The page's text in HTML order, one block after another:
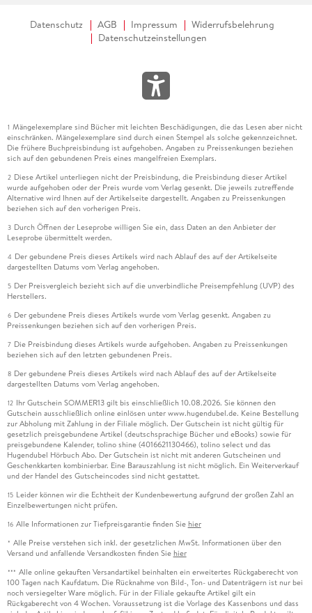
Datenschutz AGB Impressum
Widerrufsbelehrung
Datenschutzeinstellungen
1 Mängelexemplare sind Bücher mit leichten Beschädigungen, die das Lesen aber nicht
einschränken. Mängelexemplare sind durch einen Stempel als solche gekennzeichnet.
Die frühere Buchpreisbindung ist aufgehoben. Angaben zu Preissenkungen beziehen
sich auf den gebundenen Preis eines mangelfreien Exemplars.
2 Diese Artikel unterliegen nicht der Preisbindung, die Preisbindung dieser Artikel
wurde aufgehoben oder der Preis wurde vom Verlag gesenkt. Die jeweils zutreffende
Alternative wird Ihnen auf der Artikelseite dargestellt. Angaben zu Preissenkungen
beziehen sich auf den vorherigen Preis.
3 Durch Öffnen der Leseprobe willigen Sie ein, dass Daten an den Anbieter der
Leseprobe übermittelt werden.
4 Der gebundene Preis dieses Artikels wird nach Ablauf des auf der Artikelseite
dargestellten Datums vom Verlag angehoben.
5 Der Preisvergleich bezieht sich auf die unverbindliche Preisempfehlung (UVP) des
Herstellers.
6 Der gebundene Preis dieses Artikels wurde vom Verlag gesenkt. Angaben zu
Preissenkungen beziehen sich auf den vorherigen Preis.
7 Die Preisbindung dieses Artikels wurde aufgehoben. Angaben zu Preissenkungen
beziehen sich auf den letzten gebundenen Preis.
8 Der gebundene Preis dieses Artikels wird nach Ablauf des auf der Artikelseite
dargestellten Datums vom Verlag angehoben.
12 Ihr Gutschein SOMMER13 gilt bis einschließlich 10.08.2026. Sie können den
Gutschein ausschließlich online einlösen unter www.hugendubel.de. Keine Bestellung
zur Abholung mit Zahlung in der Filiale möglich. Der Gutschein ist nicht gültig für
gesetzlich preisgebundene Artikel (deutschsprachige Bücher und eBooks) sowie für
preisgebundene Kalender, tolino shine (4016621130466), tolino select und das
Hugendubel Hörbuch Abo. Der Gutschein ist nicht mit anderen Gutscheinen und
Geschenkkarten kombinierbar. Eine Barauszahlung ist nicht möglich. Ein Weiterverkauf
und der Handel des Gutscheincodes sind nicht gestattet.
15 Leider können wir die Echtheit der Kundenbewertung aufgrund der großen Zahl an
Einzelbewertungen nicht prüfen.
16 Alle Informationen zur Tiefpreisgarantie finden Sie hier
* Alle Preise verstehen sich inkl. der gesetzlichen MwSt. Informationen über den
Versand und anfallende Versandkosten finden Sie hier
*** Alle online gekauften Versandartikel beinhalten ein erweitertes Rückgaberecht von
100 Tagen nach Kaufdatum. Die Rücknahme von Bild-, Ton- und Datenträgern ist nur bei
noch versiegelter Ware möglich. Für in der Filiale gekaufte Artikel gilt ein
Rückgaberecht von 4 Wochen. Voraussetzung ist die Vorlage des Kassenbons und dass